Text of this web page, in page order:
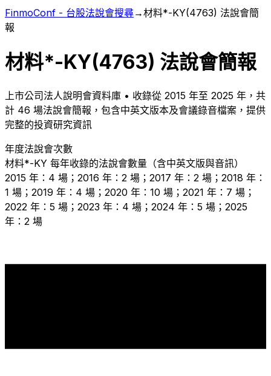
FinmoConf - 台股法說會搜尋→材料*-KY(4763) 法說會簡
報
材料*-KY(4763) 法說會簡報
上市公司法人說明會資料庫 • 收錄從 2015 年至 2025 年，共
計 46 場法說會簡報，包含中英文版本及會議錄音檔案，提供
完整的投資研究資訊
年度法說會次數
材料*-KY 每年收錄的法說會數量（含中英文版與音訊）
2015 年：4 場；2016 年：2 場；2017 年：2 場；2018 年：
1 場；2019 年：4 場；2020 年：10 場；2021 年：7 場；
2022 年：5 場；2023 年：4 場；2024 年：5 場；2025
年：2 場